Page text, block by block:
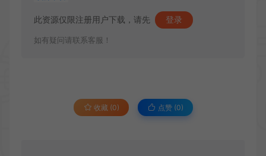
此资源仅限注册用户下载，请先 登录
如有疑问请联系客服！
收藏 (0) 点赞 (0)